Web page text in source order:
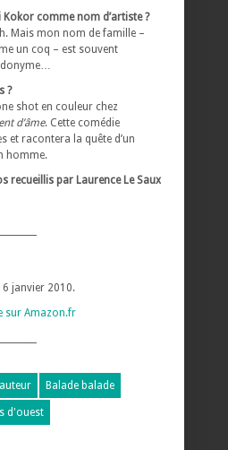
comme nom d’artiste ?
Mais mon nom de famille –
un coq – est souvent
?
shot en couleur chez
d’âme. Cette comédie
et racontera la quête d’un
homme.
recueillis par Laurence Le Saux
6 janvier 2010.
sur Amazon.fr
auteur Balade balade
d'ouest